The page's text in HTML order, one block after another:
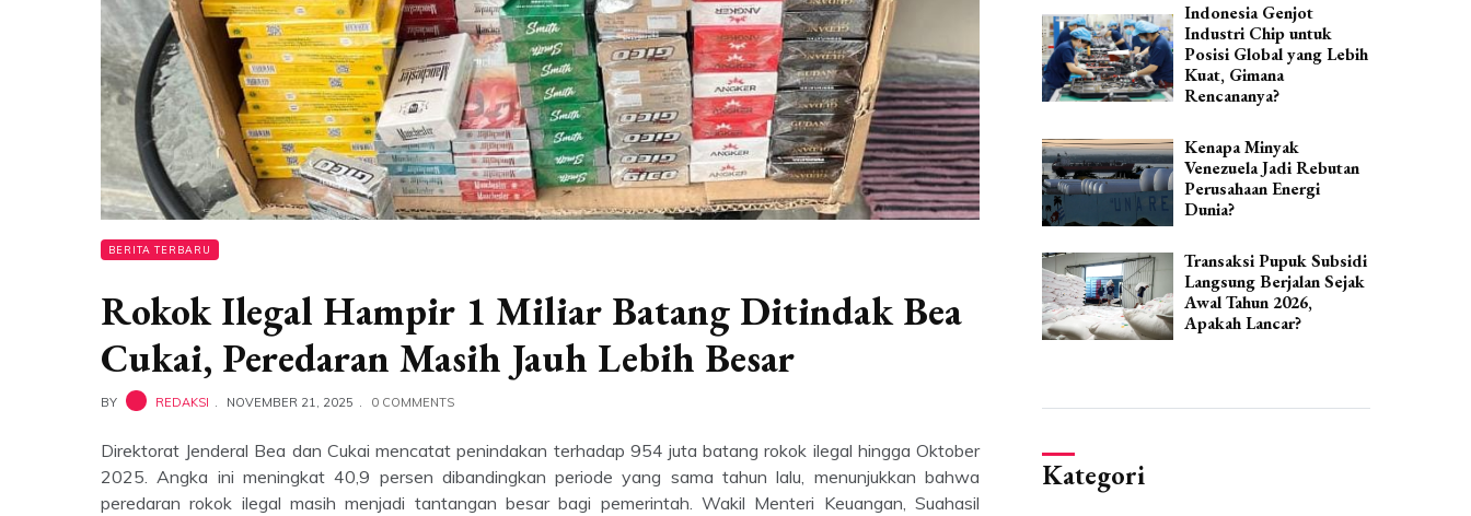
BERITA TERBARU
Rokok Ilegal Hampir 1 Miliar Batang Ditindak Bea
Cukai, Peredaran Masih Jauh Lebih Besar
BY REDAKSI NOVEMBER 21, 2025 0 COMMENTS
Direktorat Jenderal Bea dan Cukai mencatat penindakan terhadap 954 juta batang rokok ilegal hingga Oktober
2025. Angka ini meningkat 40,9 persen dibandingkan periode yang sama tahun lalu, menunjukkan bahwa
peredaran rokok ilegal masih menjadi tantangan besar bagi pemerintah. Wakil Menteri Keuangan, Suahasil
Indonesia Genjot
Industri Chip untuk
Posisi Global yang Lebih
Kuat, Gimana
Rencananya?
Kenapa Minyak
Venezuela Jadi Rebutan
Perusahaan Energi
Dunia?
Transaksi Pupuk Subsidi
Langsung Berjalan Sejak
Awal Tahun 2026,
Apakah Lancar?
Kategori